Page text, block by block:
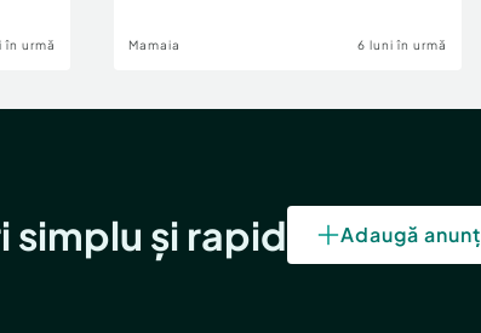
în urmă Mamaia 6 luni în urmă
simplu și rapid Adaugă anunț